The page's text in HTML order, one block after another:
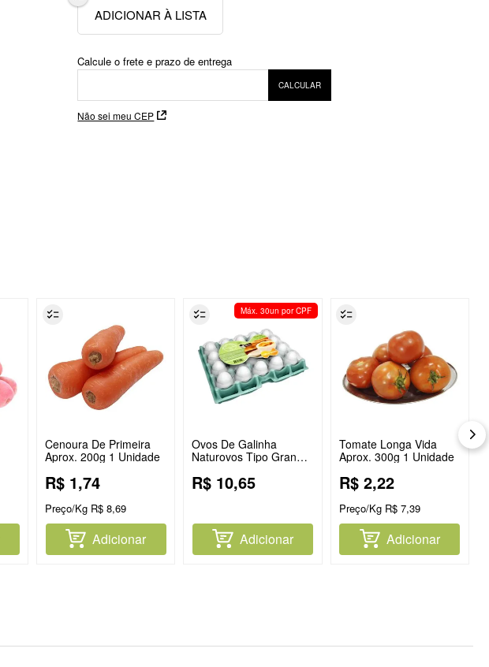
Não sei meu CEP
Cenoura De Primeira
Aprox. 200g 1 Unidade
R$ 1,74
Preço/Kg R$ 8,69
Adicionar
Máx. 30un por CPF
Ovos De Galinha
Naturovos Tipo Grande
Unidades
R$ 10,65
Adicionar
Tomate Longa Vida
Aprox. 300g 1 Unidade
R$ 2,22
Preço/Kg R$ 7,39
Adicionar